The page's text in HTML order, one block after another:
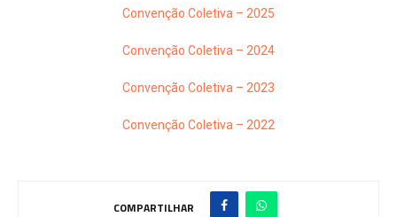
Convenção Coletiva – 2025
Convenção Coletiva – 2024
Convenção Coletiva – 2023
Convenção Coletiva – 2022
COMPARTILHAR